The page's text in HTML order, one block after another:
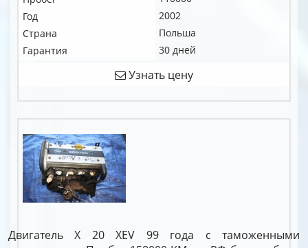
Год
2002
Страна
Польша
Гарантия
30 дней
Узнать цену
Двигатель X 20 XEV 99 года с таможенными